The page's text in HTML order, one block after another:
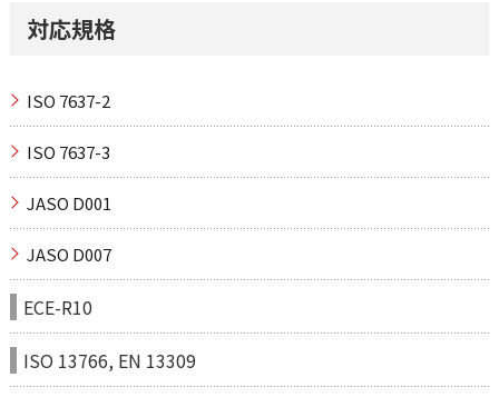
対応規格
ISO 7637-2
ISO 7637-3
JASO D001
JASO D007
ECE-R10
ISO 13766, EN 13309